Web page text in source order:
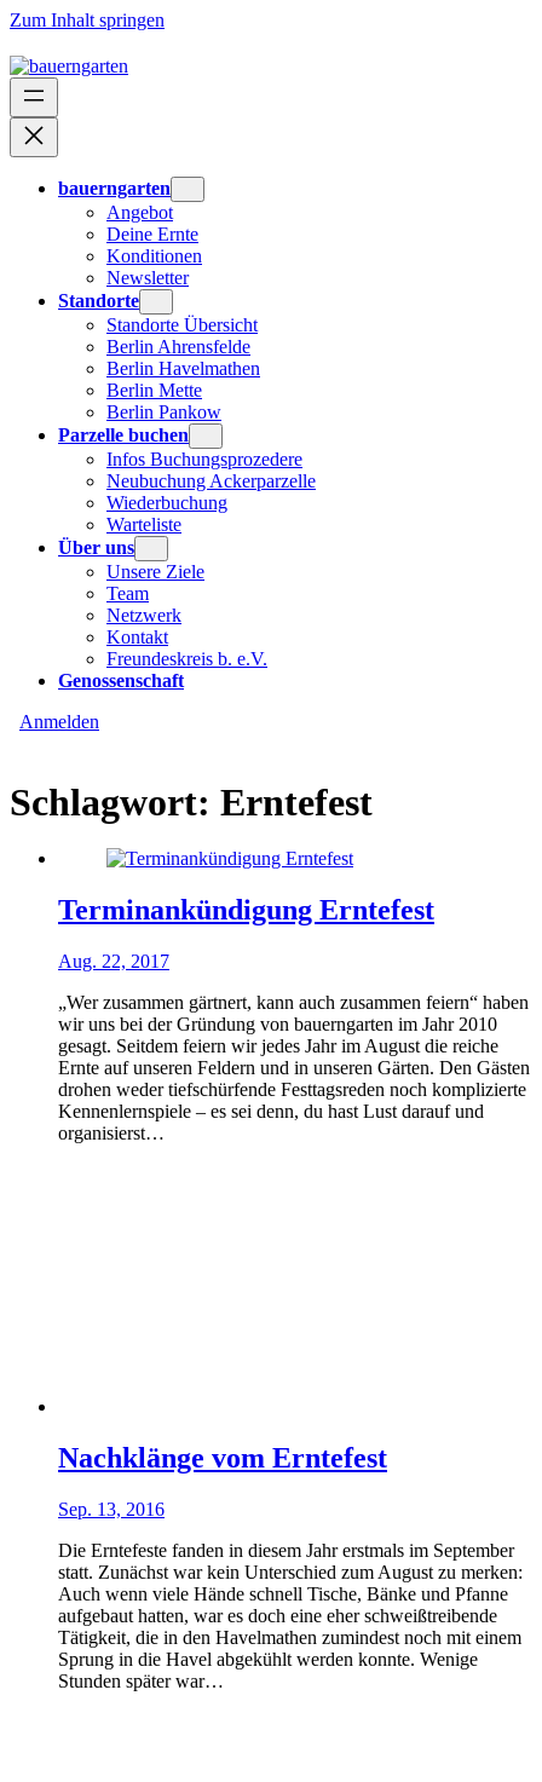
Zum Inhalt springen
bauerngarten
Angebot
Deine Ernte
Konditionen
Newsletter
Standorte
Standorte Übersicht
Berlin Ahrensfelde
Berlin Havelmathen
Berlin Mette
Berlin Pankow
Parzelle buchen
Infos Buchungsprozedere
Neubuchung Ackerparzelle
Wiederbuchung
Warteliste
Über uns
Unsere Ziele
Team
Netzwerk
Kontakt
Freundeskreis b. e.V.
Genossenschaft
Anmelden
Schlagwort: Erntefest
Terminankündigung Erntefest
Aug. 22, 2017
„Wer zusammen gärtnert, kann auch zusammen feiern“ haben
wir uns bei der Gründung von bauerngarten im Jahr 2010
gesagt. Seitdem feiern wir jedes Jahr im August die reiche
Ernte auf unseren Feldern und in unseren Gärten. Den Gästen
drohen weder tiefschürfende Festtagsreden noch komplizierte
Kennenlernspiele – es sei denn, du hast Lust darauf und
organisierst…
Nachklänge vom Erntefest
Sep. 13, 2016
Die Erntefeste fanden in diesem Jahr erstmals im September
statt. Zunächst war kein Unterschied zum August zu merken:
Auch wenn viele Hände schnell Tische, Bänke und Pfanne
aufgebaut hatten, war es doch eine eher schweißtreibende
Tätigkeit, die in den Havelmathen zumindest noch mit einem
Sprung in die Havel abgekühlt werden konnte. Wenige
Stunden später war…